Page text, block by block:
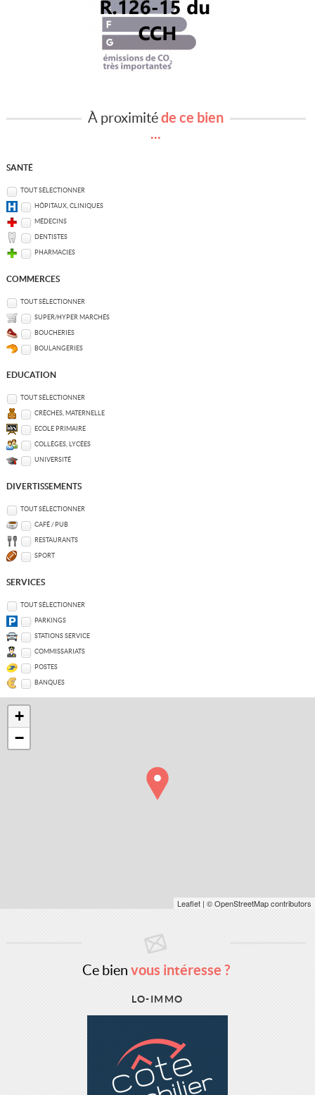
À proximitéde ce bien
...
SANTÉ
TOUT SÉLECTIONNER
HÔPITAUX, CLINIQUES
MÉDECINS
DENTISTES
PHARMACIES
COMMERCES
TOUT SÉLECTIONNER
SUPER/HYPER MARCHÉS
BOUCHERIES
BOULANGERIES
EDUCATION
TOUT SÉLECTIONNER
CRÈCHES, MATERNELLE
ECOLE PRIMAIRE
COLLÈGES, LYCÉES
UNIVERSITÉ
DIVERTISSEMENTS
TOUT SÉLECTIONNER
CAFÉ / PUB
RESTAURANTS
SPORT
SERVICES
TOUT SÉLECTIONNER
PARKINGS
STATIONS SERVICE
COMMISSARIATS
POSTES
BANQUES
+
−
Leaflet | © OpenStreetMap contributors
Ce bien vous intéresse ?
LO-IMMO